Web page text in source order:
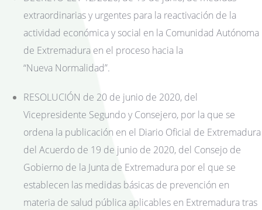
extraordinarias y urgentes para la reactivación de la
actividad económica y social en la Comunidad Autónoma
de Extremadura en el proceso hacia la
“Nueva Normalidad”.
RESOLUCIÓN de 20 de junio de 2020, del
Vicepresidente Segundo y Consejero, por la que se
ordena la publicación en el Diario Oficial de Extremadura
del Acuerdo de 19 de junio de 2020, del Consejo de
Gobierno de la Junta de Extremadura por el que se
establecen las medidas básicas de prevención en
materia de salud pública aplicables en Extremadura tras